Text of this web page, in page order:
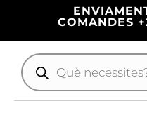
COMANDES
Products
search